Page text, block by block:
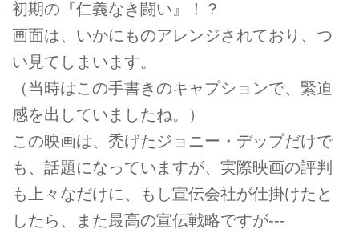
初期の『仁義なき闘い』！？
画面は、いかにものアレンジされており、つ
い見てしまいます。
（当時はこの手書きのキャプションで、緊迫
感を出していましたね。）
この映画は、禿げたジョニー・デップだけで
も、話題になっていますが、実際映画の評判
も上々なだけに、もし宣伝会社が仕掛けたと
したら、また最高の宣伝戦略ですが---